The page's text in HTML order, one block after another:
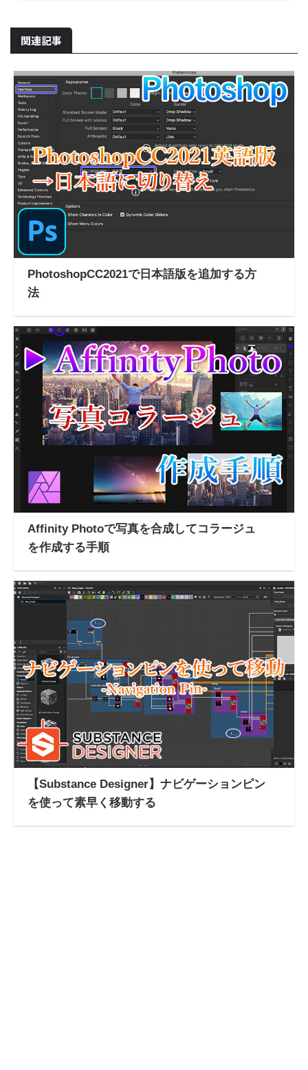
関連記事
PhotoshopCC2021で日本語版を追加する方
法
Affinity Photoで写真を合成してコラージュ
を作成する手順
【Substance Designer】ナビゲーションピン
を使って素早く移動する